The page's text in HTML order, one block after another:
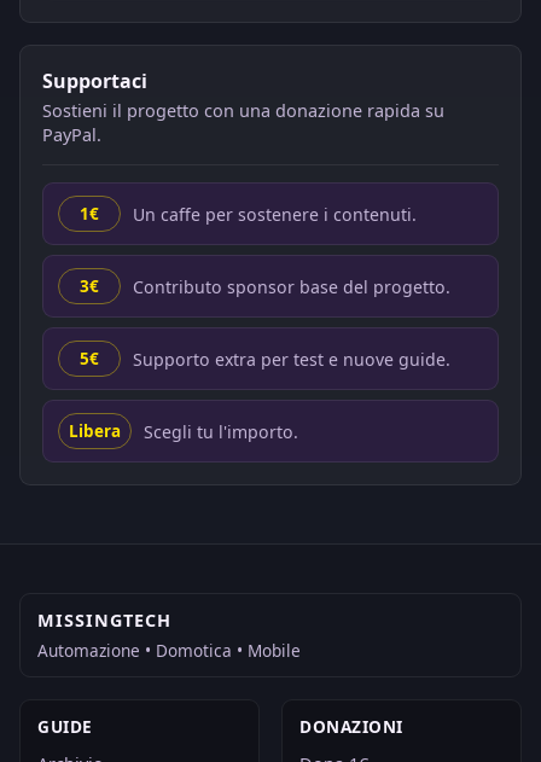
Supportaci
Sostieni il progetto con una donazione rapida su
PayPal.
1€ Un caffe per sostenere i contenuti.
3€ Contributo sponsor base del progetto.
5€ Supporto extra per test e nuove guide.
Libera Scegli tu l'importo.
MISSINGTECH
Automazione • Domotica • Mobile
GUIDE
DONAZIONI